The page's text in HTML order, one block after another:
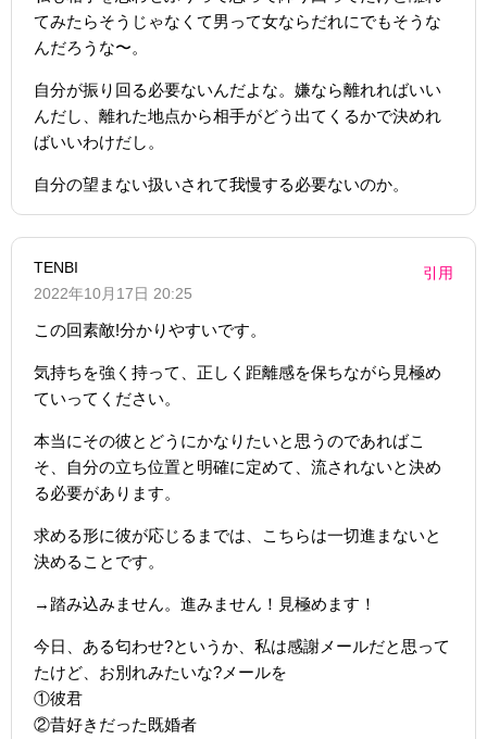
てみたらそうじゃなくて男って女ならだれにでもそうな
んだろうな〜。
自分が振り回る必要ないんだよな。嫌なら離れればいい
んだし、離れた地点から相手がどう出てくるかで決めれ
ばいいわけだし。
自分の望まない扱いされて我慢する必要ないのか。
TENBI
2022年10月17日 20:25
引用
この回素敵!分かりやすいです。
気持ちを強く持って、正しく距離感を保ちながら見極め
ていってください。
本当にその彼とどうにかなりたいと思うのであればこ
そ、自分の立ち位置と明確に定めて、流されないと決め
る必要があります。
求める形に彼が応じるまでは、こちらは一切進まないと
決めることです。
→踏み込みません。進みません！見極めます！
今日、ある匂わせ?というか、私は感謝メールだと思って
たけど、お別れみたいな?メールを
①彼君
②昔好きだった既婚者